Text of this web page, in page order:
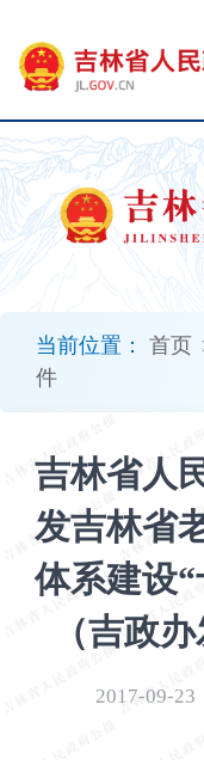
当前位置： 首页
件
吉林省人
发吉林省
体系建设
（吉政
2017-09-23
开
无
障
碍
说
明
加